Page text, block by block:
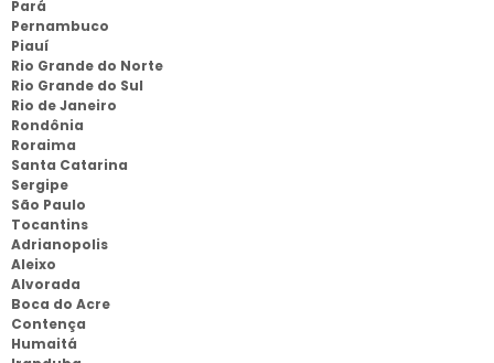
Pará
Pernambuco
Piauí
Rio Grande do Norte
Rio Grande do Sul
Rio de Janeiro
Rondônia
Roraima
Santa Catarina
Sergipe
São Paulo
Tocantins
Adrianopolis
Aleixo
Alvorada
Boca do Acre
Contença
Humaitá